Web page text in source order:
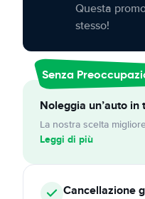
Questa
stesso!
Senza
Noleggia un’auto
La nostra scelta
Leggi di più
Cancellazione